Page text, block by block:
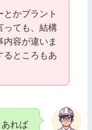
とかプラント
っても、結構
内容が違いま
るところもあ
れば